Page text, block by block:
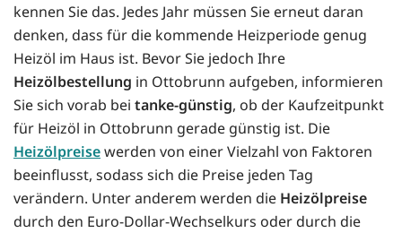
kennen Sie das. Jedes Jahr müssen Sie erneut daran
denken, dass für die kommende Heizperiode genug
Heizöl im Haus ist. Bevor Sie jedoch Ihre
Heizölbestellung in Ottobrunn aufgeben, informieren
Sie sich vorab bei tanke-günstig, ob der Kaufzeitpunkt
für Heizöl in Ottobrunn gerade günstig ist. Die
Heizölpreisewerden von einer Vielzahl von Faktoren
beeinflusst, sodass sich die Preise jeden Tag
verändern. Unter anderem werden die Heizölpreise
durch den Euro-Dollar-Wechselkurs oder durch die